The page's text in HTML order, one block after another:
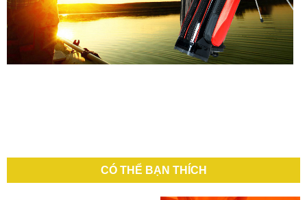
CÓ THỂ BẠN THÍCH